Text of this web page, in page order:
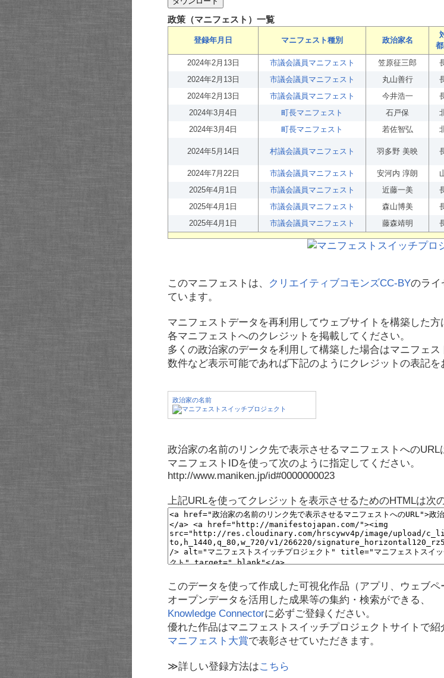
政策（マニフェスト）一覧
登録年月日 マニフェスト種別 政治家名
2024年2月13日
市議会議員マニフェスト 笠原征三郎
2024年2月13日
市議会議員マニフェスト 丸山善行
2024年2月13日
市議会議員マニフェスト 今井浩一
2024年3月4日
町長マニフェスト 石戸保
2024年3月4日
町長マニフェスト 若佐智弘
2024年5月14日 村議会議員マニフェスト 羽多野 美映
2024年7月22日 市議会議員マニフェスト 安河内 淳朗
2025年4月1日
市議会議員マニフェスト 近藤一美
2025年4月1日
市議会議員マニフェスト 森山博美
2025年4月1日
市議会議員マニフェスト 藤森靖明
このマニフェストは、 クリエイティブコモンズCC-BYのライ
ています。
マニフェストデータを再利用してウェブサイトを構築した方
各マニフェストへのクレジットを掲載してください。
多くの政治家のデータを利用して構築した場合はマニフェス
数件など表示可能であれば下記のようにクレジットの表記を
政治家の名前
政治家の名前のリンク先で表示させるマニフェストへのURL
マニフェストIDを使って次のように指定してください。
http://www.maniken.jp/id#0000000023
上記URLを使ってクレジットを表示させるためのHTMLは次
このデータを使って作成した可視化作品（アプリ、ウェブペ
オープンデータを活用した成果等の集約・検索ができる、
Knowledge Connectorに必ずご登録ください。
優れた作品はマニフェストスイッチプロジェクトサイトで紹
マニフェスト大賞で表彰させていただきます。
≫詳しい登録方法はこちら